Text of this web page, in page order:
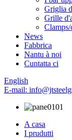
Griglia
Grille
News
Fabbrica
Nantu à noi
Cuntatta ci
English
E-mail:
A casa
I prudutti